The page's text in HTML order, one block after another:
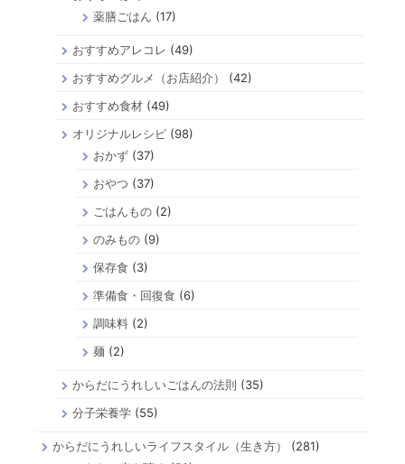
薬膳ごはん (17)
おすすめアレコレ (49)
おすすめグルメ（お店紹介）
(42)
おすすめ食材 (49)
オリジナルレシピ (98)
おかず(37)
おやつ (37)
ごはんもの(2)
のみもの(9)
保存食 (3)
準備食・回復食 (6)
調味料(2)
麺 (2)
からだにうれしいごはんの法則 (35)
分子栄養学 (55)
からだにうれしいライフスタイル（生き方）
(281)